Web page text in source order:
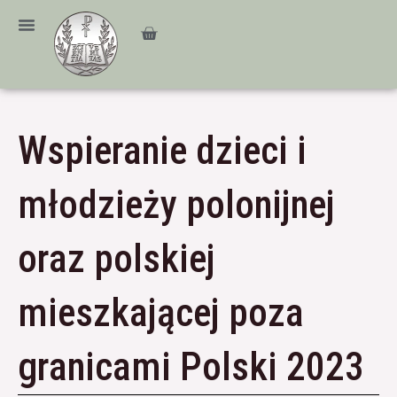
treści
Cart
Wspieranie dzieci i
młodzieży polonijnej
oraz polskiej
mieszkającej poza
granicami Polski 2023